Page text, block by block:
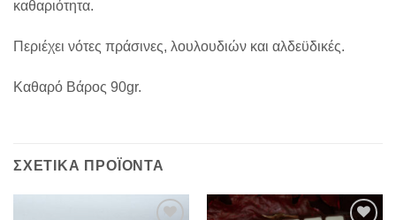
καθαριότητα.
Περιέχει νότες πράσινες, λουλουδιών και αλδεϋδικές.
Καθαρό Βάρος 90gr.
ΣΧΕΤΙΚΆ ΠΡΟΪΌΝΤΑ